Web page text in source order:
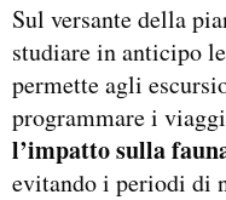
Sul versante della
studiare in anticipo
permette agli
programmare i
l’impatto sulla
evitando i periodi di